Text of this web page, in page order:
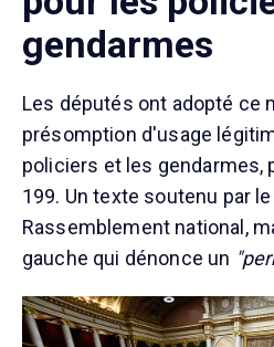
gendarmes
Les députés ont adopté ce
présomption d'usage
policiers et les gendarmes,
199. Un texte soutenu par
Rassemblement national,
gauche qui dénonce un